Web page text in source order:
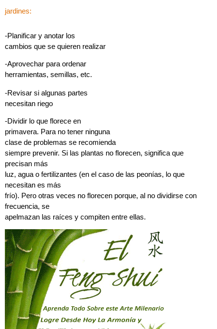
jardines:
-Planificar y anotar los
cambios que se quieren realizar
-Aprovechar para ordenar
herramientas, semillas, etc.
-Revisar si algunas partes
necesitan riego
-Dividir lo que florece en
primavera. Para no tener ninguna
clase de problemas se recomienda
siempre prevenir. Si las plantas no florecen, significa que
precisan más
luz, agua o fertilizantes (en el caso de las peonías, lo que
necesitan es más
frío). Pero otras veces no florecen porque, al no dividirse con
frecuencia, se
apelmazan las raíces y compiten entre ellas.